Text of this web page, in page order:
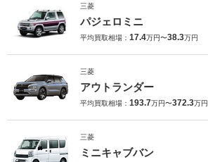
三菱
パジェロミニ
平均買取相場： 17.4万円〜38.3万円
三菱
アウトランダー
平均買取相場： 193.7万円〜372.3万円
三菱
ミニキャブバン